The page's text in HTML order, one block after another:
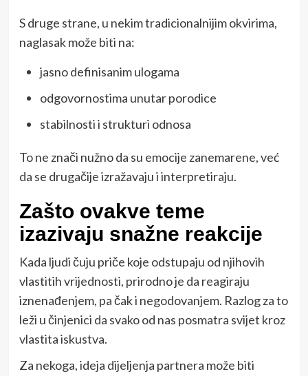
S druge strane, u nekim tradicionalnijim okvirima,
naglasak može biti na:
jasno definisanim ulogama
odgovornostima unutar porodice
stabilnosti i strukturi odnosa
To ne znači nužno da su emocije zanemarene, već
da se drugačije izražavaju i interpretiraju.
Zašto ovakve teme
izazivaju snažne reakcije
Kada ljudi čuju priče koje odstupaju od njihovih
vlastitih vrijednosti, prirodno je da reagiraju
iznenađenjem, pa čak i negodovanjem. Razlog za to
leži u činjenici da svako od nas posmatra svijet kroz
vlastita iskustva.
Za nekoga, ideja dijeljenja partnera može biti